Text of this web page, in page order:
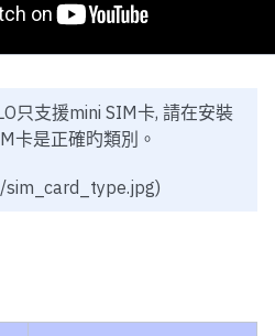
只支援mini SIM卡, 請在安裝
卡是正確旳類別。